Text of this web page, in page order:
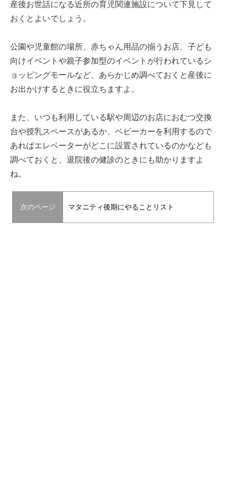
産後お世話になる近所の育児関連施設について下見して
おくとよいでしょう。
公園や児童館の場所、赤ちゃん用品の揃うお店、子ども
向けイベントや親子参加型のイベントが行われているシ
ョッピングモールなど、あらかじめ調べておくと産後に
お出かけするときに役立ちますよ。
また、いつも利用している駅や周辺のお店におむつ交換
台や授乳スペースがあるか、ベビーカーを利用するので
あればエレベーターがどこに設置されているのかなども
調べておくと、退院後の健診のときにも助かりますよ
ね。
次のページ マタニティ後期にやることリスト